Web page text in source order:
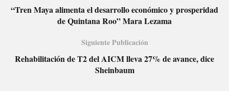
“Tren Maya alimenta el desarrollo económico y prosperidad
de Quintana Roo” Mara Lezama
Siguiente Publicación
Rehabilitación de T2 del AICM lleva 27% de avance, dice
Sheinbaum